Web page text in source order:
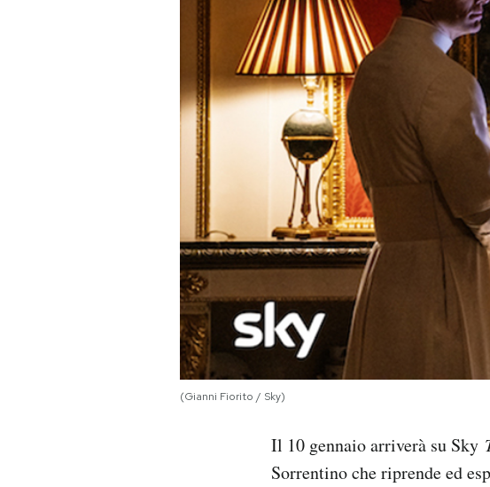
AREA PERSONALE
(Gianni Fiorito / Sky)
Il 10 gennaio arriverà su Sky
Sorrentino che riprende ed